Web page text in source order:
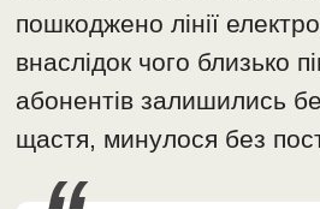
пошкоджено лінії
внаслідок чого близько
абонентів залишились
щастя, минулося без